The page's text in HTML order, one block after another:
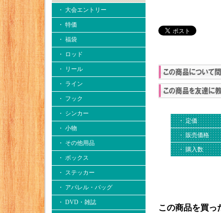
・ 大会エントリー
・ 特価
・ 福袋
・ ロッド
・ リール
・ ライン
・ フック
・ シンカー
・ 小物
・ その他用品
・ ボックス
・ ステッカー
・ アパレル・バッグ
・ DVD・雑誌
・ 定価
・ 販売価格
・ 購入数
この商品を買っ